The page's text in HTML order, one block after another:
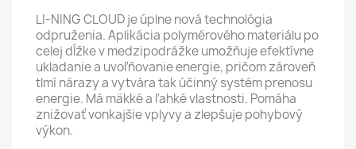
LI-NING CLOUD je úplne nová technológia
odpruženia. Aplikácia polymérového materiálu po
celej dĺžke v medzipodrážke umožňuje efektívne
ukladanie a uvoľňovanie energie, pričom zároveň
tlmí nárazy a vytvára tak účinný systém prenosu
energie. Má mäkké a ľahké vlastnosti. Pomáha
znižovať vonkajšie vplyvy a zlepšuje pohybový
výkon.